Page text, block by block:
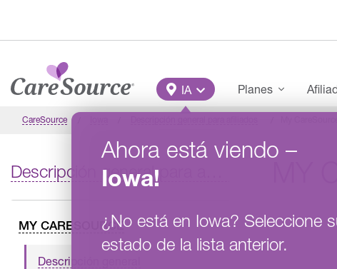
Main Menu
IA
Ahora está viendo –
Iowa!
¿No está en Iowa? Seleccione
estado de la lista anterior.
Planes
CareSource
MY CARESOURCE
Descripción general
MY